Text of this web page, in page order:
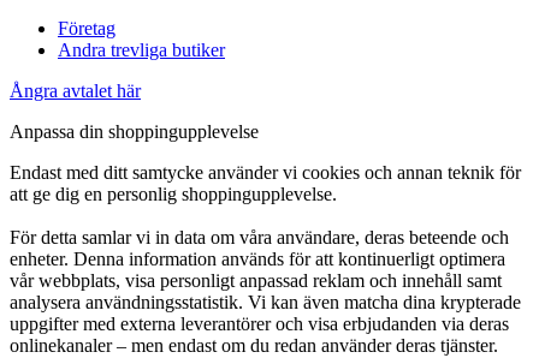
Företag
Andra trevliga butiker
Ångra avtalet här
Anpassa din shoppingupplevelse
Endast med ditt samtycke använder vi cookies och annan teknik för
att ge dig en personlig shoppingupplevelse.
För detta samlar vi in data om våra användare, deras beteende och
enheter. Denna information används för att kontinuerligt optimera
vår webbplats, visa personligt anpassad reklam och innehåll samt
analysera användningsstatistik. Vi kan även matcha dina krypterade
uppgifter med externa leverantörer och visa erbjudanden via deras
onlinekanaler – men endast om du redan använder deras tjänster.